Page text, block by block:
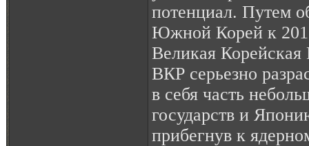
потенциал. Путем
Южной Корей к
Великая
ВКР серьезно
в себя часть
государств и
прибегнув к